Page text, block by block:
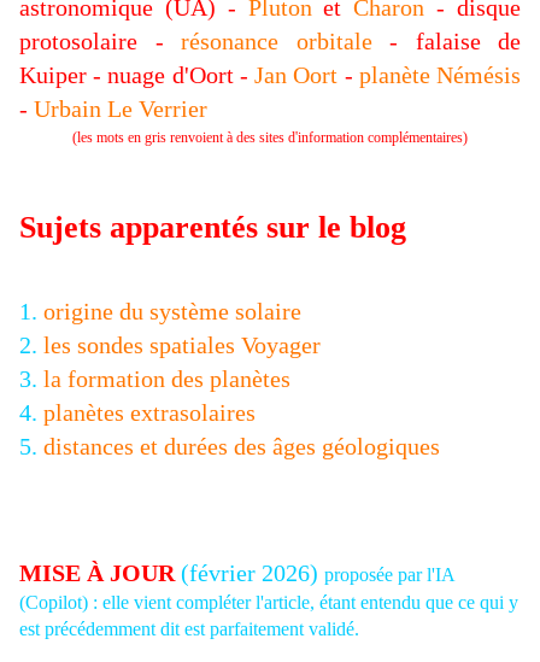
astronomique (UA) - PlutonetCharon- disque
protosolaire - résonance orbitale- falaise de
Kuiper - nuage d'Oort -Jan Oort - planète Némésis
- Urbain Le Verrier
(les mots en gris renvoient à des sites d'information complémentaires)
Sujets apparentés sur le blog
1. origine du système solaire
2. les sondes spatiales Voyager
3. la formation des planètes
4. planètes extrasolaires
5. distances et durées des âges géologiques
MISE À JOUR (février 2026) proposée par l'IA
(Copilot) : elle vient compléter l'article, étant entendu que ce qui y
est précédemment dit est parfaitement validé.